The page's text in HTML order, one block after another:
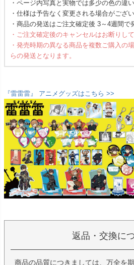
・ページ内写真と実物では多少の色の違
・仕様は予告なく変更される場合がござい
・商品の発送はご注文確定後 3～4週間で
・ご注文確定後のキャンセルはお断りして
・発売時期の異なる商品を複数ご購入の
らの発送となります。
『雷雷雷』 アニメグッズはこちら >>
返品・交換に
商品の品質につきましては、万全を